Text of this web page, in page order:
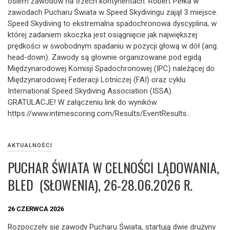
zawodach Pucharu Świata w Speed Skydivingu zajął 3 miejsce.
Speed Skydiving to ekstremalna spadochronowa dyscyplina, w
której zadaniem skoczka jest osiągnięcie jak największej
prędkości w swobodnym spadaniu w pozycji głową w dół (ang.
head-down). Zawody są głownie organizowane pod egidą
Międzynarodowej Komisji Spadochronowej (IPC) należącej do
Międzynarodowej Federacji Lotniczej (FAI) oraz cyklu
International Speed Skydiving Association (ISSA).
GRATULACJE! W załączeniu link do wyników
https://www.intimescoring.com/Results/EventResults…
AKTUALNOŚCI
PUCHAR ŚWIATA W CELNOŚCI LĄDOWANIA,
BLED (SŁOWENIA), 26-28.06.2026 R.
26 CZERWCA 2026
Rozpoczęły się zawody Pucharu Świata, startują dwie drużyny